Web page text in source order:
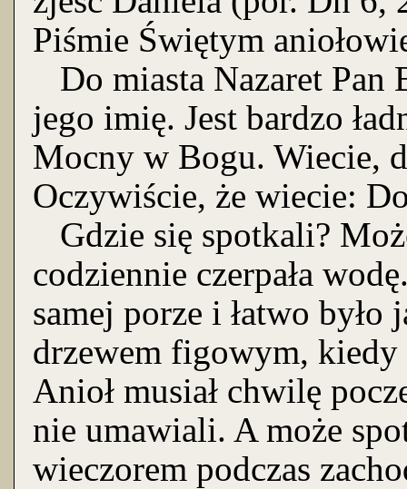
Piśmie Świętym
Do miasta Nazaret Pan
jego imię. Jest bardzo
Mocny w Bogu. Wiecie,
Oczywiście, że wiecie:
Gdzie się spotkali?
codziennie czerpała
samej porze i łatwo było
drzewem figowym, kiedy
Anioł musiał chwilę
nie umawiali. A może
wieczorem podczas